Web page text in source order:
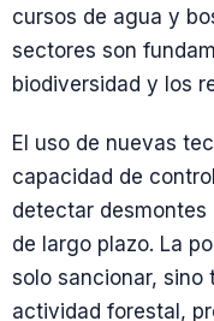
cursos de agua y
sectores son
biodiversidad y los
El uso de nuevas
capacidad de
detectar
de largo plazo. La
solo sancionar, sino
actividad forestal,